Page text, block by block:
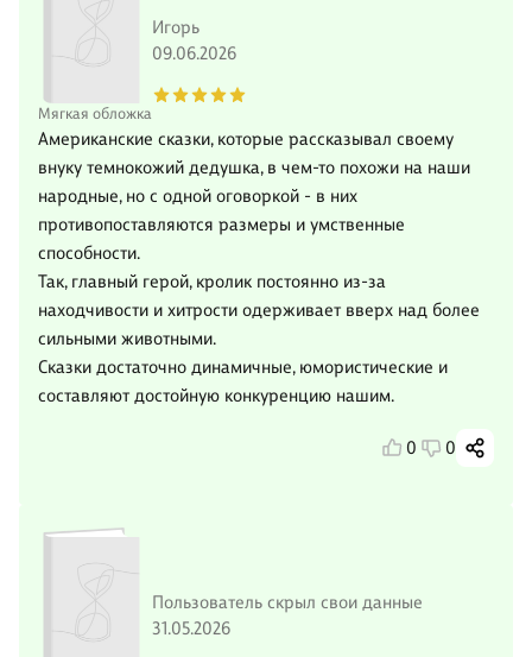
Мягкая обложка
Игорь
09.06.2026
Американские сказки, которые рассказывал своему
внуку темнокожий дедушка, в чем-то похожи на наши
народные, но с одной оговоркой - в них
противопоставляются размеры и умственные
способности.
Так, главный герой, кролик постоянно из-за
находчивости и хитрости одерживает вверх над более
сильными животными.
Сказки достаточно динамичные, юмористические и
составляют достойную конкуренцию нашим.
0 0
Пользователь скрыл свои данные
31.05.2026